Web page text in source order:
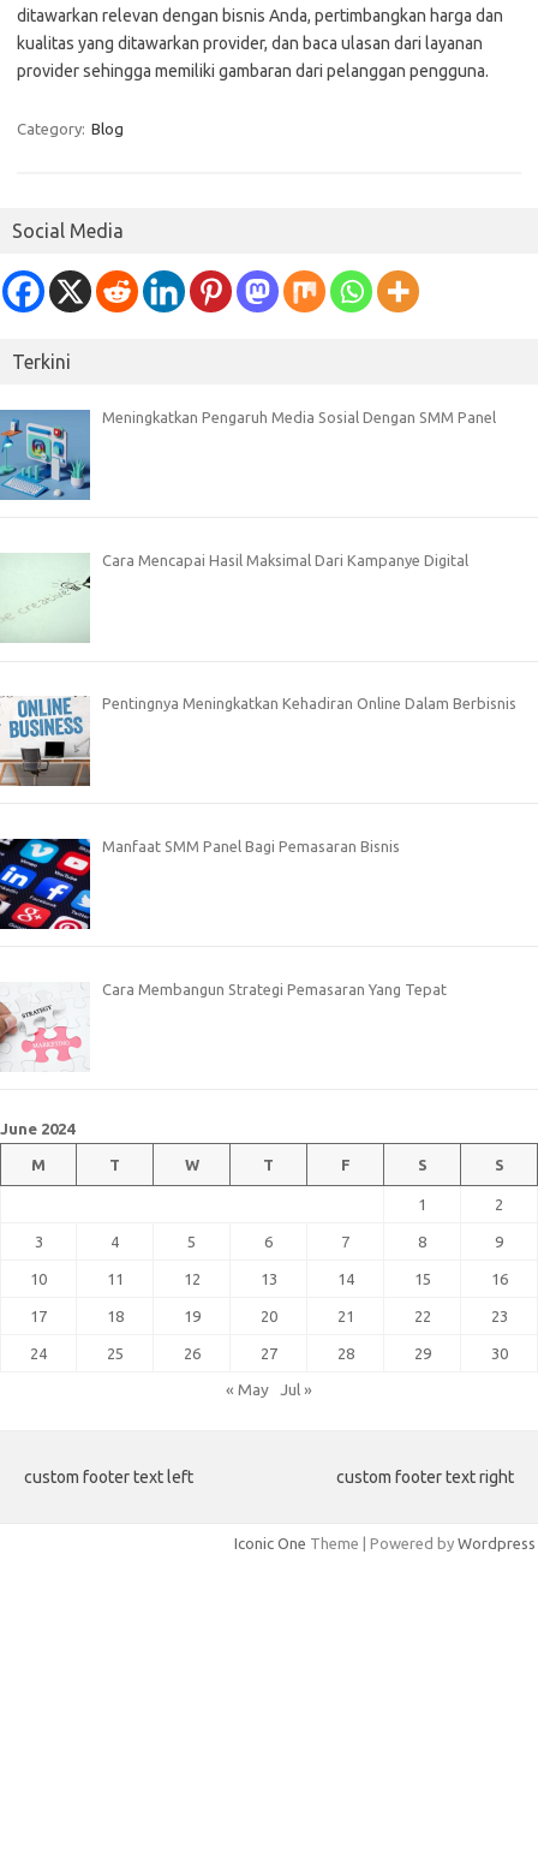
ditawarkan relevan dengan bisnis Anda, pertimbangkan harga dan
kualitas yang ditawarkan provider, dan baca ulasan dari layanan
provider sehingga memiliki gambaran dari pelanggan pengguna.
Category: Blog
Social Media
Terkini
Meningkatkan Pengaruh Media Sosial Dengan SMM Panel
Cara Mencapai Hasil Maksimal Dari Kampanye Digital
Pentingnya Meningkatkan Kehadiran Online Dalam Berbisnis
Manfaat SMM Panel Bagi Pemasaran Bisnis
Cara Membangun Strategi Pemasaran Yang Tepat
June 2024
M T W T F S S
1 2
3 4 5 6 7 8 9
10 11 12 13 14 15 16
17 18 19 20 21 22 23
24 25 26 27 28 29 30
« May Jul »
custom footer text left custom footer text right
Iconic One Theme | Powered by Wordpress